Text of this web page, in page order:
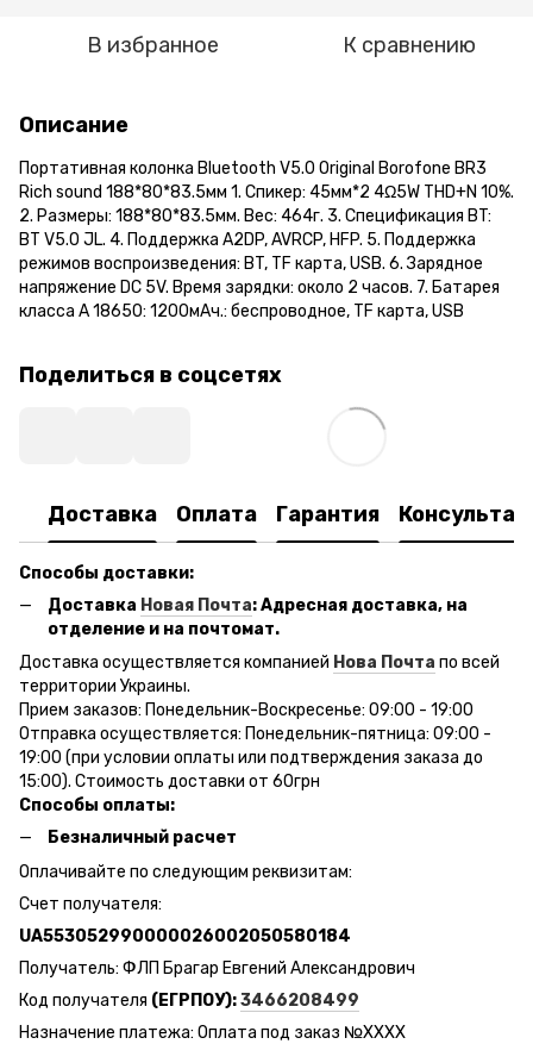
В избранное К сравнению
Описание
Портативная колонка Bluetooth V5.0 Original Borofone BR3
Rich sound 188*80*83.5мм 1. Спикер: 45мм*2 4Ω5W THD+N 10%.
2. Размеры: 188*80*83.5мм. Вес: 464г. 3. Спецификация BT:
BT V5.0 JL. 4. Поддержка A2DP, AVRCP, HFP. 5. Поддержка
режимов воспроизведения: BT, TF карта, USB. 6. Зарядное
напряжение DC 5V. Время зарядки: около 2 часов. 7. Батарея
класса A 18650: 1200мАч.: беспроводное, TF карта, USB
Поделиться в соцсетях
Доставка Оплата Гарантия
Способы доставки:
Доставка Новая Почта: Адресная доставка, на
отделение и на почтомат.
Доставка осуществляется компанией Нова Почта по всей
территории Украины.
Прием заказов: Понедельник-Воскресенье: 09:00 - 19:00
Отправка осуществляется: Понедельник-пятница: 09:00 -
19:00 (при условии оплаты или подтверждения заказа до
15:00). Стоимость доставки от 60грн
Способы оплаты:
Безналичный расчет
Оплачивайте по следующим реквизитам:
Счет получателя:
UA553052990000026002050580184
Получатель: ФЛП Брагар Евгений Александрович
Код получателя (ЕГРПОУ):3466208499
Назначение платежа: Оплата под заказ №ХХХХ